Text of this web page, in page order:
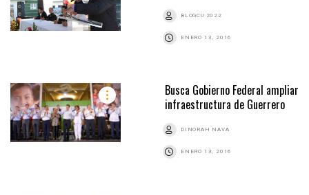
BLOGCU 2022
ENERO 13, 2016
Busca Gobierno Federal ampliar
infraestructura de Guerrero
DINORAH NAVA
ENERO 13, 2016